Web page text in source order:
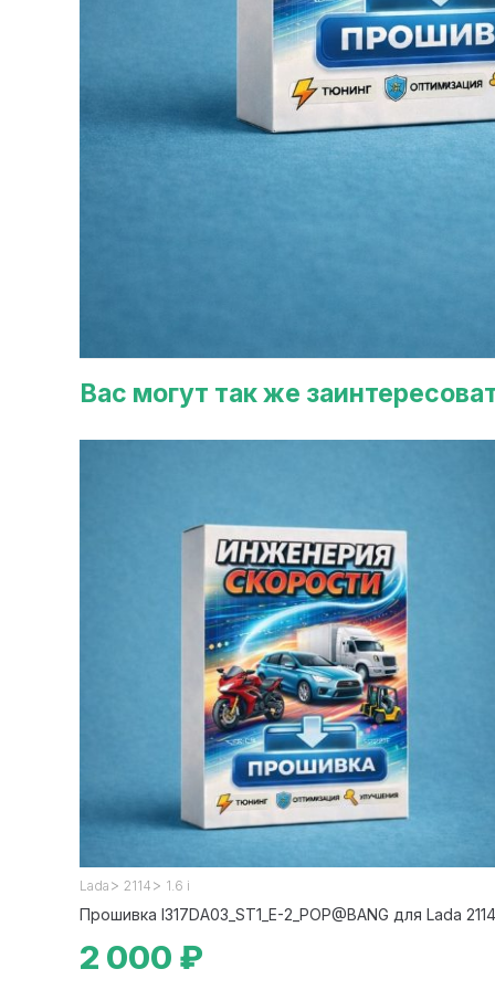
Вас могут так же
Lada > 2114 > 1.6 i
Прошивка I317DA03_ST1_Е-2_POP@BANG для Lada 2114
2 000 ₽